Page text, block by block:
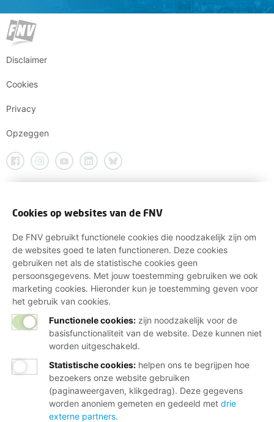
Disclaimer
Cookies
Privacy
Opzeggen
Cookies op websites van de FNV
De FNV gebruikt functionele cookies die noodzakelijk zijn om
de websites goed te laten functioneren. Deze cookies
gebruiken net als de statistische cookies geen
persoonsgegevens. Met jouw toestemming gebruiken we ook
marketing cookies. Hieronder kun je toestemming geven voor
het gebruik van cookies.
Functionele cookies: zijn noodzakelijk voor de
basisfunctionaliteit van de website. Deze kunnen niet
worden uitgeschakeld.
Statistische cookies: helpen ons te begrijpen hoe
bezoekers onze website gebruiken
(paginaweergaven, klikgedrag). Deze gegevens
worden anoniem gemeten en gedeeld met drie
externe partners.